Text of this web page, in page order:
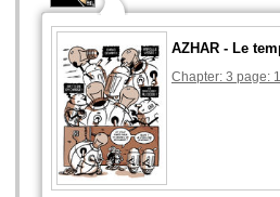
AZHAR - Le
Chapter: 3 page: